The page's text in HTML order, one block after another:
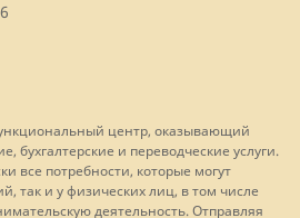
центр, оказывающий
бухгалтерские и переводческие услуги.
все потребности, которые могут
так и у физических лиц, в том числе
деятельность. Отправляя